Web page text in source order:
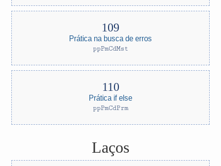
Prática na busca de erros
ppPmCdMst
Prática if else
ppPmCdPrm
Laços